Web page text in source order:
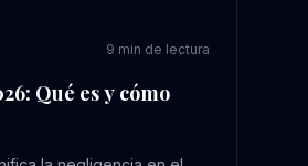
9 min de lectura
Qué es y cómo